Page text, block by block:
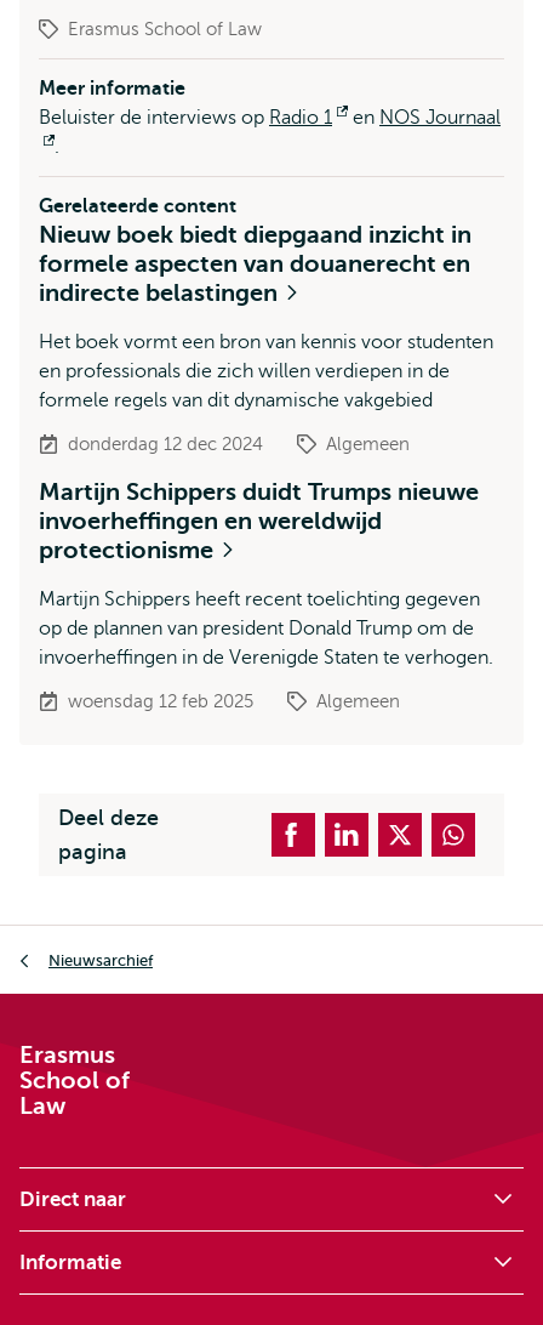
Erasmus School of Law
Meer informatie
Beluister de interviews op Radio 1
Opent
en NOS Journaal
Opent
extern
.
Gerelateerde content
Nieuw boek biedt diepgaand inzicht in
formele aspecten van douanerecht en
indirecte belastingen
Het boek vormt een bron van kennis voor studenten
en professionals die zich willen verdiepen in de
formele regels van dit dynamische vakgebied
donderdag 12 dec 2024 Algemeen
Martijn Schippers duidt Trumps nieuwe
invoerheffingen en wereldwijd
protectionisme
Martijn Schippers heeft recent toelichting gegeven
op de plannen van president Donald Trump om de
invoerheffingen in de Verenigde Staten te verhogen.
woensdag 12 feb 2025 Algemeen
Deel deze
pagina
Nieuwsarchief
Erasmus
School of
Law
Direct naar
Informatie